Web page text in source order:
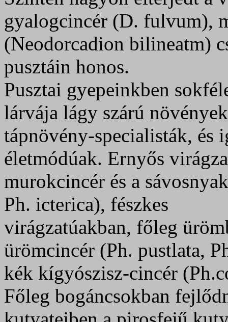
gyalogcincér (D. fulvum),
(Neodorcadion bilineatm)
pusztáin honos.
Pusztai gyepeinkben
lárvája lágy szárú
tápnövény-specialisták, és
életmódúak. Ernyős
murokcincér és a
Ph. icterica), fészkes
virágzatúakban, főleg
ürömcincér (Ph. pustlata,
kék kígyószisz-cincér
Főleg bogáncsokban